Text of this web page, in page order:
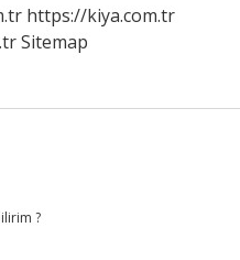
https://kiya.com.tr
Sitemap
?